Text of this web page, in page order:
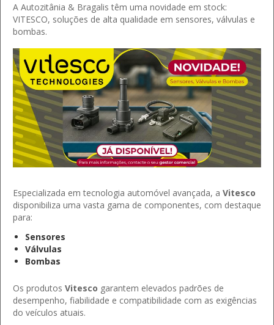
A Autozitânia & Bragalis têm uma novidade em stock:
VITESCO, soluções de alta qualidade em sensores, válvulas e
bombas.
Especializada em tecnologia automóvel avançada, a Vitesco
disponibiliza uma vasta gama de componentes, com destaque
para:
Sensores
Válvulas
Bombas
Os produtos Vitesco garantem elevados padrões de
desempenho, fiabilidade e compatibilidade com as exigências
do veículos atuais.